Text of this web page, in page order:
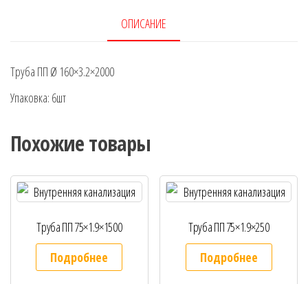
ОПИСАНИЕ
Труба ПП Ø 160×3.2×2000
Упаковка: 6шт
Похожие товары
Труба ПП 75×1.9×1500
Подробнее
Труба ПП 75×1.9×250
Подробнее